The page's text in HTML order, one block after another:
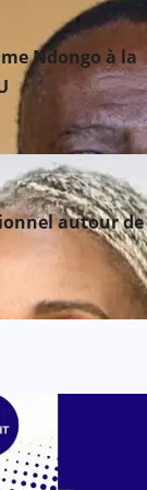
Ndongo à la
autour de